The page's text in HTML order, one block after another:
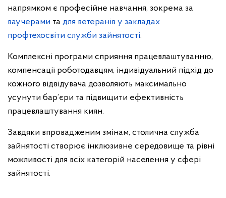
напрямком є професійне навчання, зокрема за
ваучерами та для ветеранів у закладах
профтехосвіти служби зайнятості.
Комплексні програми сприяння працевлаштуванню,
компенсації роботодавцям, індивідуальний підхід до
кожного відвідувача дозволяють максимально
усунути бар’єри та підвищити ефективність
працевлаштування киян.
Завдяки впровадженим змінам, столична служба
зайнятості створює інклюзивне середовище та рівні
можливості для всіх категорій населення у сфері
зайнятості.